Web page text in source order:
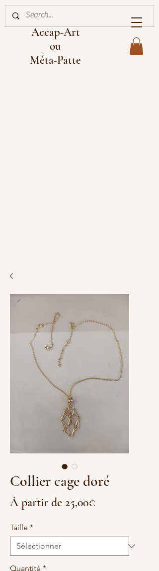
Accap-Art
ou
Méta-Patte
Collier cage doré
À partir de 25,00€
Taille *
Quantité *